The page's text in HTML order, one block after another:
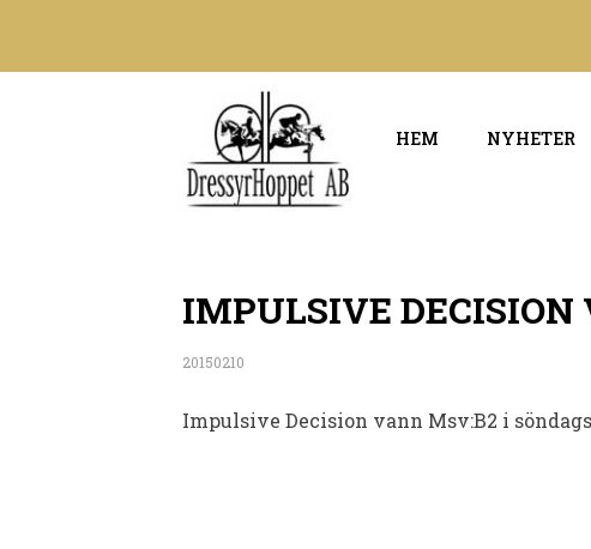
HEM NYHETER
IMPULSIVE
20150210
Impulsive Decision vann Msv:B2 i söndags